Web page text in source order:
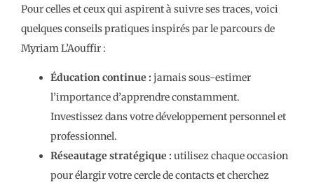
Pour celles et ceux qui aspirent à suivre ses traces, voici
quelques conseils pratiques inspirés par le parcours de
Myriam L’Aouffir :
Éducation continue : jamais sous-estimer
l’importance d’apprendre constamment.
Investissez dans votre développement personnel et
professionnel.
Réseautage stratégique : utilisez chaque occasion
pour élargir votre cercle de contacts et cherchez